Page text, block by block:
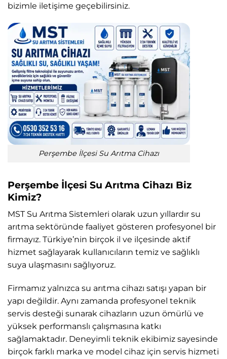
bizimle iletişime geçebilirsiniz.
Perşembe İlçesi Su Arıtma Cihazı
Perşembe İlçesi Su Arıtma Cihazı Biz
Kimiz?
MST Su Arıtma Sistemleri olarak uzun yıllardır su
arıtma sektöründe faaliyet gösteren profesyonel bir
firmayız. Türkiye’nin birçok il ve ilçesinde aktif
hizmet sağlayarak kullanıcıların temiz ve sağlıklı
suya ulaşmasını sağlıyoruz.
Firmamız yalnızca su arıtma cihazı satışı yapan bir
yapı değildir. Aynı zamanda profesyonel teknik
servis desteği sunarak cihazların uzun ömürlü ve
yüksek performanslı çalışmasına katkı
sağlamaktadır. Deneyimli teknik ekibimiz sayesinde
birçok farklı marka ve model cihaz için servis hizmeti